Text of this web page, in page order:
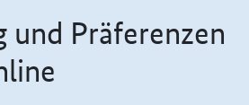
und Präferenzen